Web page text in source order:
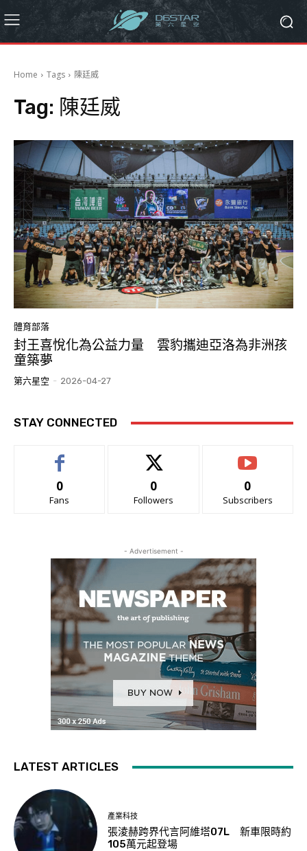
Home Tags 陳廷威
Tag: 陳廷威
體育部落
封王喜悅化為公益力量 雲豹攜迪亞洛為非洲孩
童築夢
第六星空 - 2026-04-27
STAY CONNECTED
0
Fans
0
Followers
0
Subscribers
- Advertisement -
LATEST ARTICLES
產業科技
張淩赫跨界代言阿維塔07L 新車限時約
105萬元起登場